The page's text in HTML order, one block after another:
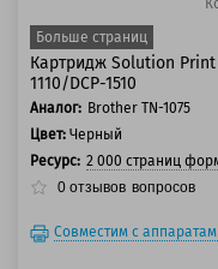
Больше страниц
Картридж Solution Print
1110/DCP-1510
Аналог: Brother TN-1075
Цвет: Черный
Ресурс: 2 000 страниц
0 отзывов вопросов
Совместим с